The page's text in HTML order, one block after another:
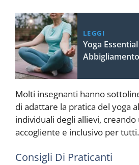
LEGGI
Yoga Essential
Abbigliamento
Molti insegnanti hanno
di adattare la pratica del yoga
individuali degli allievi,
accogliente e inclusivo per tutti.
Consigli Di Praticanti